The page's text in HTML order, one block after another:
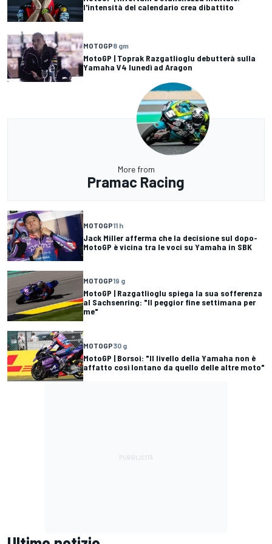
l'intensità del calendario crea dibattito
MOTOGP8 gm
MotoGP | Toprak Razgatlioglu debutterà sulla
Yamaha V4 lunedì ad Aragon
More from
Pramac Racing
MOTOGP11 h
Jack Miller afferma che la decisione sul dopo-
MotoGP è vicina tra le voci su Yamaha in SBK
MOTOGP19 g
MotoGP | Razgatlioglu spiega la sua sofferenza
al Sachsenring: "Il peggior fine settimana per
me"
MOTOGP30 g
MotoGP | Borsoi: "Il livello della Yamaha non è
affatto così lontano da quello delle altre moto"